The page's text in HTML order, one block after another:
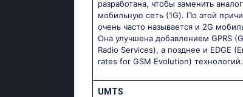
разработана, чтобы заменить
мобильную сеть (1G). По этой
очень часто называется и 2G
Она улучшена добавлением GPRS
Radio Services), а позднее и EDGE
rates for GSM Evolution) технологий.
UMTS